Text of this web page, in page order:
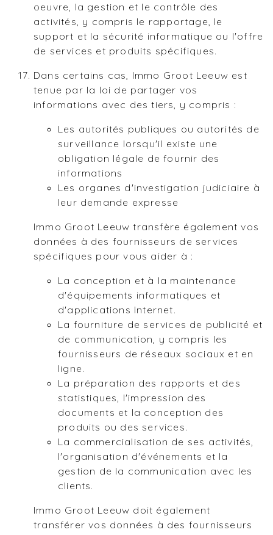
oeuvre, la gestion et le contrôle des
activités, y compris le rapportage, le
support et la sécurité informatique ou l'offre
de services et produits spécifiques.
Dans certains cas, Immo Groot Leeuw est
tenue par la loi de partager vos
informations avec des tiers, y compris :
Les autorités publiques ou autorités de
surveillance lorsqu'il existe une
obligation légale de fournir des
informations
Les organes d'investigation judiciaire à
leur demande expresse
Immo Groot Leeuw transfère également vos
données à des fournisseurs de services
spécifiques pour vous aider à :
La conception et à la maintenance
d'équipements informatiques et
d'applications Internet.
La fourniture de services de publicité et
de communication, y compris les
fournisseurs de réseaux sociaux et en
ligne.
La préparation des rapports et des
statistiques, l'impression des
documents et la conception des
produits ou des services.
La commercialisation de ses activités,
l'organisation d'événements et la
gestion de la communication avec les
clients.
Immo Groot Leeuw doit également
transférer vos données à des fournisseurs